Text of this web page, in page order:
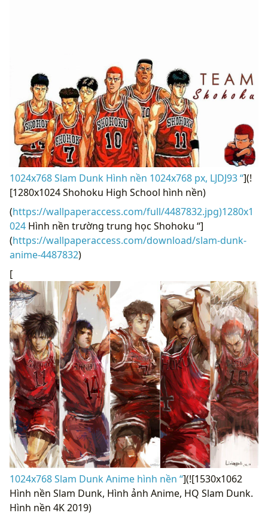
1024x768 Slam Dunk Hình nền 1024x768 px, LJDJ93 “](!
[1280x1024 Shohoku High School hình nền)
(https://wallpaperaccess.com/full/4487832.jpg)1280x1
024 Hình nền trường trung học Shohoku “]
(https://wallpaperaccess.com/download/slam-dunk-
anime-4487832)
[
1024x768 Slam Dunk Anime hình nền “](![1530x1062
Hình nền Slam Dunk, Hình ảnh Anime, HQ Slam Dunk.
Hình nền 4K 2019)